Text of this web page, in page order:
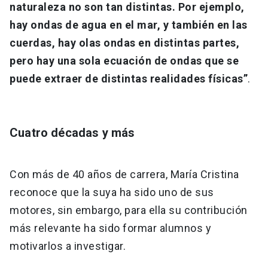
naturaleza no son tan distintas. Por ejemplo,
hay ondas de agua en el mar, y también en las
cuerdas, hay olas ondas en distintas partes,
pero hay una sola ecuación de ondas que se
puede extraer de distintas realidades físicas”.
Cuatro décadas y más
Con más de 40 años de carrera, María Cristina
reconoce que la suya ha sido uno de sus
motores, sin embargo, para ella su contribución
más relevante ha sido formar alumnos y
motivarlos a investigar.